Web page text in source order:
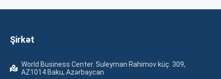
Şirkət
World Business Center. Suleyman Rahimov küç. 309,
AZ1014 Baku, Azərbaycan